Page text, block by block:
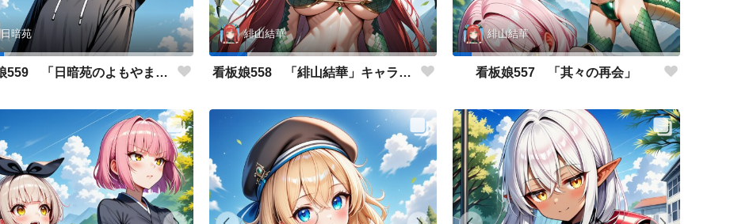
日暗苑
看板娘559 「日暗苑のよもやま話」
緋山結華
看板娘558 「緋山結華」キャラクター紹介
緋山結華
看板娘557 「其々の再会」